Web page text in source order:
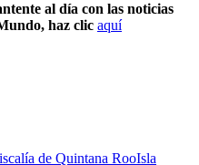
al día con las noticias
haz clic aquí
de Quintana RooIsla